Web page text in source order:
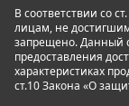
В соответствии со
лицам, не
запрещено. Данный
предоставления
характеристиках
ст.10 Закона «О